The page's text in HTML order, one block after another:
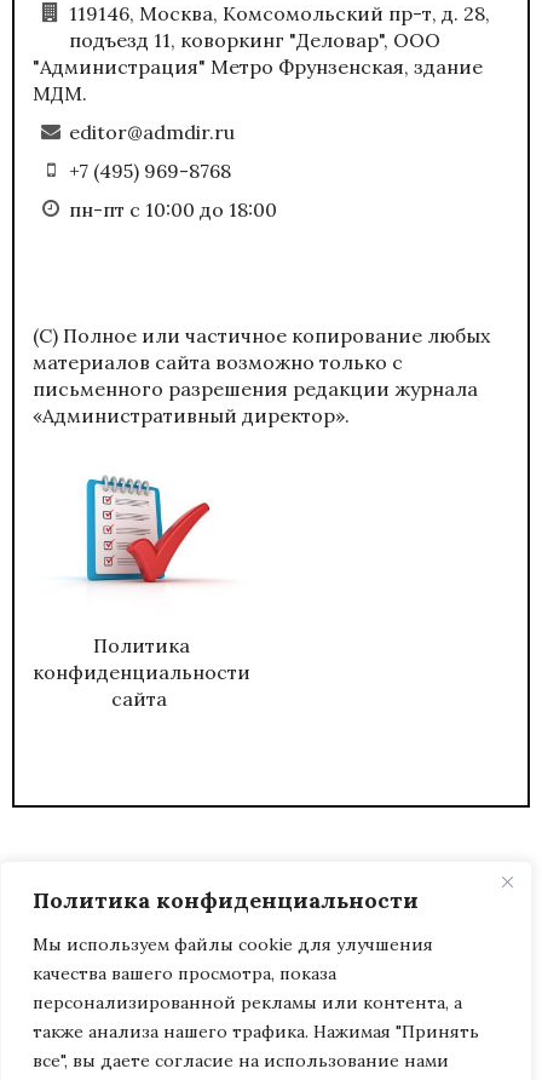
Политика конфиденциальности
Мы используем файлы cookie для улучшения
качества вашего просмотра, показа
персонализированной рекламы или контента, а
также анализа нашего трафика. Нажимая "Принять
все", вы даете согласие на использование нами
119146, Москва, Комсомольский пр-т, д. 28,
подъезд 11, коворкинг "Деловар", ООО
"Администрация" Метро Фрунзенская, здание
МДМ.
editor@admdir.ru
+7 (495) 969-8768
пн-пт с 10:00 до 18:00
(С) Полное или частичное копирование любых
материалов сайта возможно только с
письменного разрешения редакции журнала
«Административный директор».
Политика
конфиденциальности
сайта
ДИРЕКТОР.